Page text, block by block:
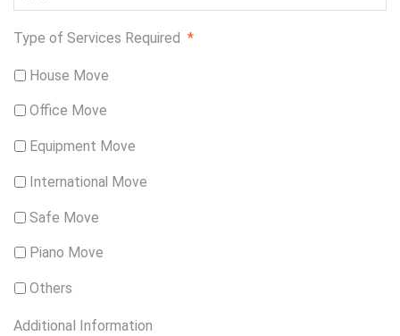
Type of Services Required *
House Move
Office Move
Equipment Move
International Move
Safe Move
Piano Move
Others
Additional Information